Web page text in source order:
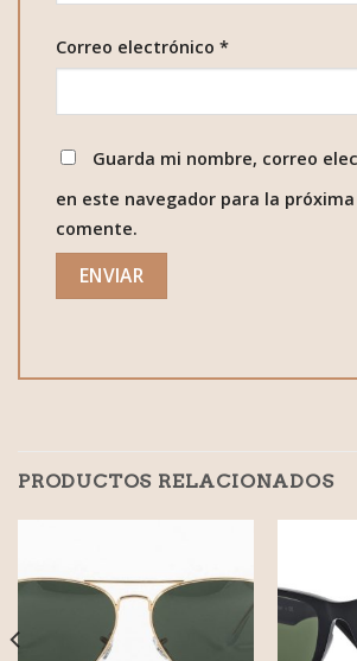
Correo electrónico *
Guarda mi nombre, correo
en este navegador para la
comente.
PRODUCTOS RELACIONADOS